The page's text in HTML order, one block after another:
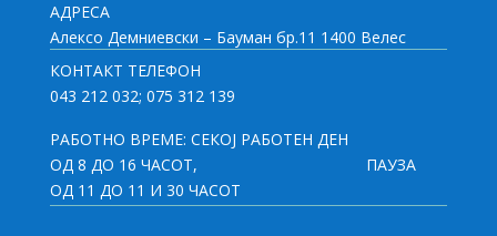
АДРЕСА
Алексо Демниевски – Бауман бр.11 1400 Велес
КОНТАКТ ТЕЛЕФОН
043 212 032; 075 312 139
РАБОТНО ВРЕМЕ: СЕКОЈ РАБОТЕН ДЕН
ОД 8 ДО 16 ЧАСОТ, ПАУЗА
ОД 11 ДО 11 И 30 ЧАСОТ